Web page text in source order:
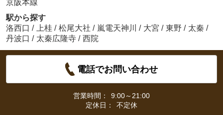
京阪本線
駅から探す
洛西口 / 上桂 / 松尾大社 / 嵐電天神川 / 大宮 / 東野 / 太秦 /
丹波口 / 太秦広隆寺 / 西院
電話でお問い合わせ
営業時間：
9:00～21:00
定休日：
不定休